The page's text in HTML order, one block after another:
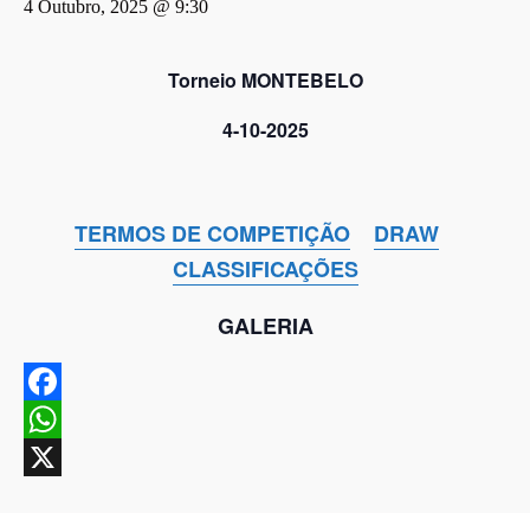
4 Outubro, 2025 @ 9:30
Torneio MONTEBELO
4-10-2025
TERMOS DE COMPETIÇÃO
DRAW
CLASSIFICAÇÕES
GALERIA
Facebook
WhatsApp